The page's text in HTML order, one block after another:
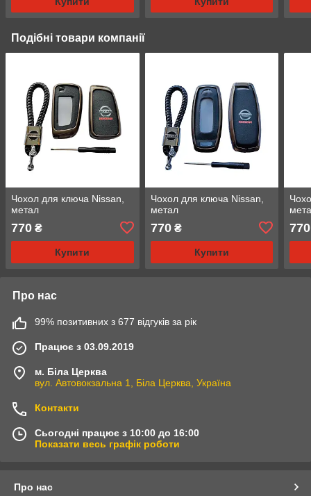
Подібні товари компанії
Чохол для ключа Nissan,
метал
770 ₴
Купити
Чохол для ключа Nissan,
метал
770₴
Купити
770
Про нас
99% позитивних з 677 відгуків за рік
Працює з 03.09.2019
м. Біла Церква
вул. Автовокзальна 1, Біла Церква, Україна
Контакти
Сьогодні працює з 10:00 до 16:00
Показати весь графік роботи
Про нас